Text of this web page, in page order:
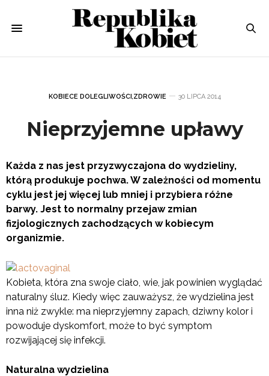
KOBIECE DOLEGLIWOŚCI,ZDROWIE 30 LIPCA 2014
Nieprzyjemne upławy
Każda z nas jest przyzwyczajona do wydzieliny,
którą produkuje pochwa. W zależności od momentu
cyklu jest jej więcej lub mniej i przybiera różne
barwy. Jest to normalny przejaw zmian
fizjologicznych zachodzących w kobiecym
organizmie.
Kobieta, która zna swoje ciało, wie, jak powinien wyglądać
naturalny śluz. Kiedy więc zauważysz, że wydzielina jest
inna niż zwykle: ma nieprzyjemny zapach, dziwny kolor i
powoduje dyskomfort, może to być symptom
rozwijającej się infekcji.
Naturalna wydzielina